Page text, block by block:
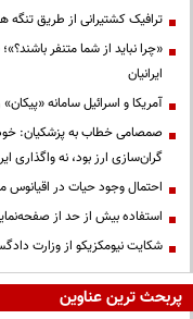
ترافیک کشتیرانی از طریق تنگه هرمز در یک
«چرا نباید از شما متنفر
ایرانیان
آمریکا و اسرائیل سامانه
صمصامی خطاب به پزشکیان:
گران‌سازی ارز بود، نه واگذاری
احتمال وجود حیات در اقیانوس
استفاده بیش از حد از
شکایت نیومکزیکو از وزارت
پربحث ترین عناوین